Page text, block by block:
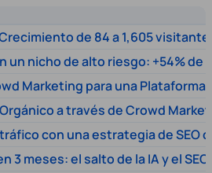
de 84 a 1,605
un nicho de alto riesgo: +54% de
Marketing para una
a través de Crowd
con una estrategia de SEO
3 meses: el salto de la IA y el SEO